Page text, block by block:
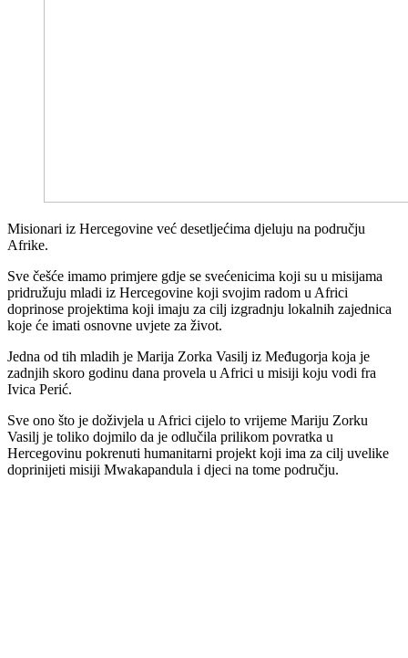
Misionari iz Hercegovine već desetljećima djeluju na području
Afrike.
Sve češće imamo primjere gdje se svećenicima koji su u misijama
pridružuju mladi iz Hercegovine koji svojim radom u Africi
doprinose projektima koji imaju za cilj izgradnju lokalnih zajednica
koje će imati osnovne uvjete za život.
Jedna od tih mladih je Marija Zorka Vasilj iz Međugorja koja je
zadnjih skoro godinu dana provela u Africi u misiji koju vodi fra
Ivica Perić.
Sve ono što je doživjela u Africi cijelo to vrijeme Mariju Zorku
Vasilj je toliko dojmilo da je odlučila prilikom povratka u
Hercegovinu pokrenuti humanitarni projekt koji ima za cilj uvelike
doprinijeti misiji Mwakapandula i djeci na tome području.